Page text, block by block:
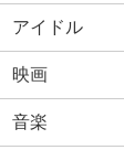
アイドル
映画
音楽